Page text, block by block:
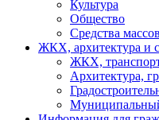
Культура
Общество
Средства
ЖКХ, архитектура и
ЖКХ,
Архитектура,